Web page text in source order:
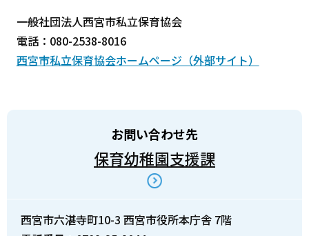
一般社団法人西宮市私立保育協会
電話：080-2538-8016
西宮市私立保育協会ホームページ（外部サイト）
お問い合わせ先
保育幼稚園支援課
西宮市六湛寺町10-3 西宮市役所本庁舎 7階